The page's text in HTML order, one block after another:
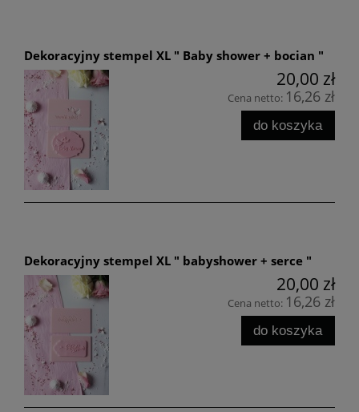
Dekoracyjny stempel XL " Baby shower + bocian "
20,00 zł
Cena netto: 16,26 zł
do koszyka
Dekoracyjny stempel XL " babyshower + serce "
20,00 zł
Cena netto: 16,26 zł
do koszyka